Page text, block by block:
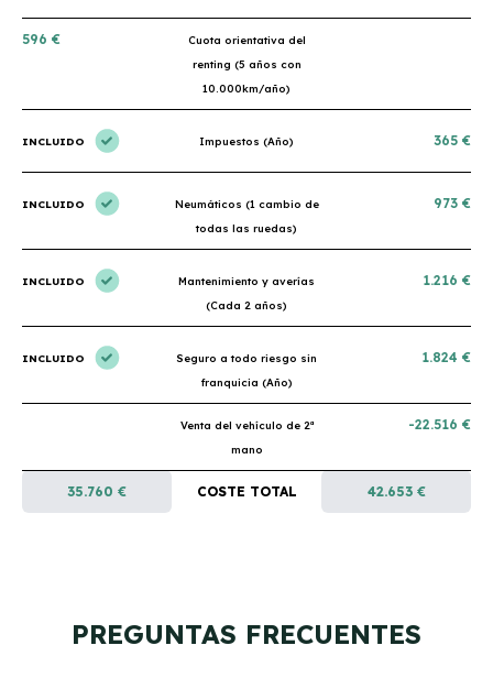
596 €
Cuota orientativa del
renting (5 años con
10.000km/año)
INCLUIDO Impuestos (Año) 365 €
INCLUIDO
Neumáticos (1 cambio de
todas las ruedas)
973 €
INCLUIDO
Mantenimiento y averías
(Cada 2 años)
1.216 €
INCLUIDO
Seguro a todo riesgo sin
franquicia (Año)
1.824 €
Venta del vehículo de 2ª
mano
-22.516 €
35.760 € COSTE TOTAL 42.653 €
PREGUNTAS FRECUENTES